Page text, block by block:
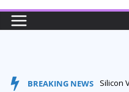
BREAKING NEWS